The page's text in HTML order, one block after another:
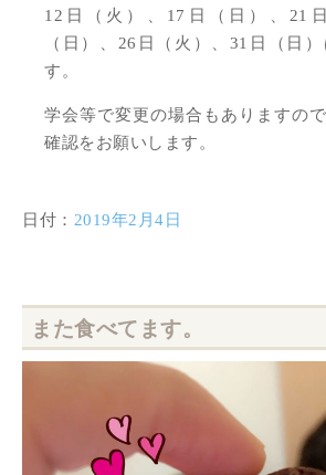
12日（火）、17日（日）、21
（日）、26日（火）、31日（日
す。
学会等で変更の場合もありますの
確認をお願いします。
日付： 2019年2月4日
また食べてます。